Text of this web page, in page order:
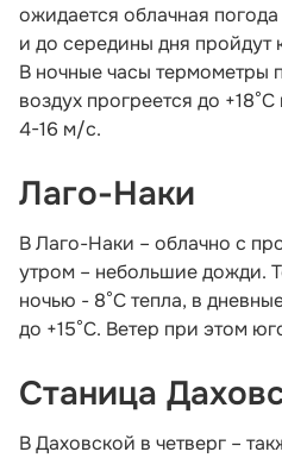
ожидается облачная
и до середины дня
В ночные часы термометры
воздух прогреется до
4-16 м/с.
Лаго-Наки
В Лаго-Наки – облачно с
утром – небольшие дожди.
ночью - 8°С тепла, в
до +15°С. Ветер при этом
Станица
В Даховской в четверг –